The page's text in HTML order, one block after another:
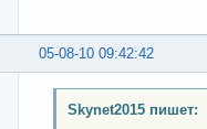
05-08-10 09:42:42
Skynet2015 пишет: